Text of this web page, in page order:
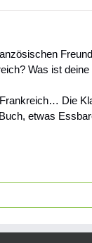
Was ist
Die
etwas